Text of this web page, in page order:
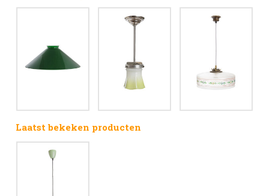
Laatst bekeken producten